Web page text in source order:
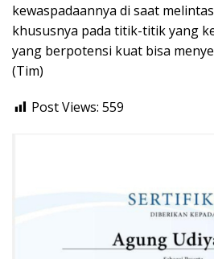
kewaspadaannya di saat
khususnya pada titik-titik yang
yang berpotensi kuat bisa
(Tim)
Post Views: 559